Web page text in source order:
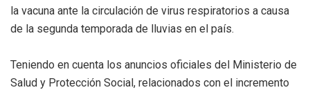
la vacuna ante la circulación de virus respiratorios a causa
de la segunda temporada de lluvias en el país.
Teniendo en cuenta los anuncios oficiales del Ministerio de
Salud y Protección Social, relacionados con el incremento